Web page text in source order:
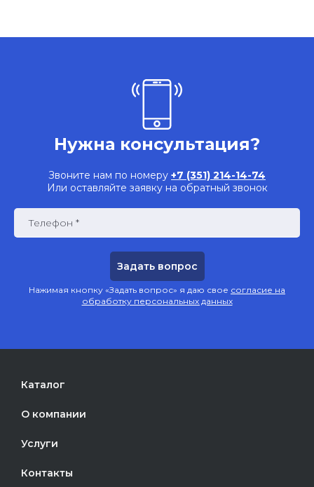
Нужна консультация?
Звоните нам по номеру +7 (351) 214-14-74
Или оставляйте заявку на обратный звонок
Телефон *
Нажимая кнопку «Задать вопрос» я даю свое согласие на
обработку персональных данных
Каталог
О компании
Услуги
Контакты